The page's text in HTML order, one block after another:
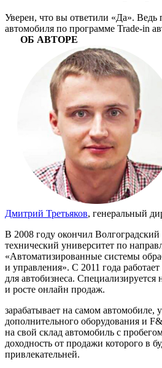
Уверен, что вы ответили «Да». Ведь
автомобиля по программе Trade-in
ОБ АВТОРЕ
Дмитрий Третьяков, генеральный
В 2008 году окончил Волгоградский
технический университет по
«Автоматизированные системы
и управления». С 2011 года
для автобизнеса.
и росте онлайн продаж.
зарабатывает на самом автомобиле,
дополнительного оборудования и
на свой склад автомобиль с
доходность от продажи которого в
привлекательней.